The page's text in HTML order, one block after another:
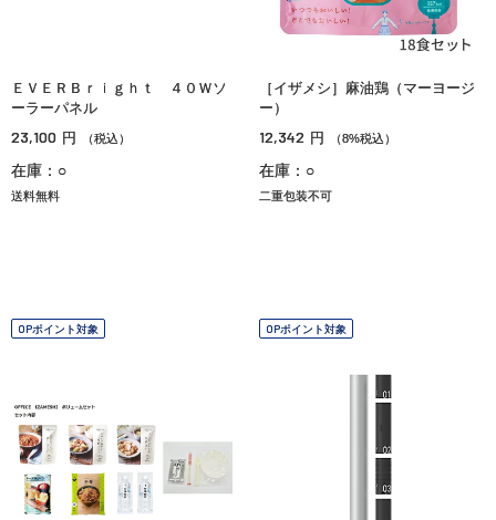
ＥＶＥＲＢｒｉｇｈｔ ４０Ｗソ
ーラーパネル
23,100 円 （税込）
在庫：○
送料無料
［イザメシ］麻油鶏（マーヨージ
ー）
12,342 円 （8%税込）
在庫：○
二重包装不可
OPポイント対象 OPポイント対象